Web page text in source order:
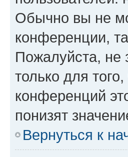
Обычно вы не
конференции,
Пожалуйста,
только для
конференций
понизят
Вернуться к